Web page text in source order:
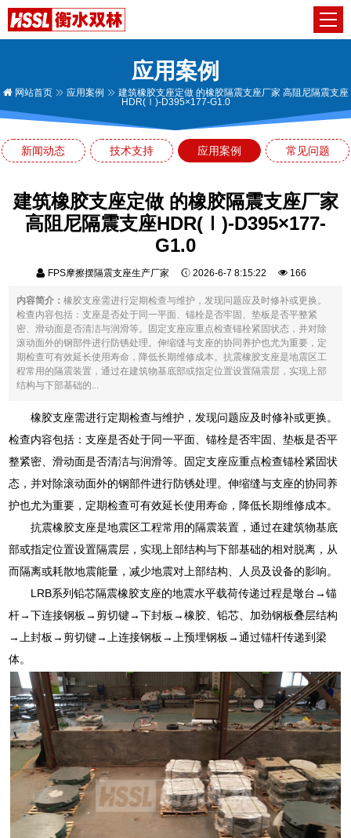
应用案例
网站首页 应用案例
建筑橡胶支座定做 的橡胶隔震支座厂家 高阻尼隔震支座
HDR(Ⅰ)-D395×177-G1.0
新闻动态 技术支持 应用案例 常见问题
建筑橡胶支座定做 的橡胶隔震支座厂家
高阻尼隔震支座HDR(Ⅰ)-D395×177-
G1.0
FPS摩擦摆隔震支座生产厂家 2026-6-7 8:15:22 166
内容简介：橡胶支座需进行定期检查与维护，发现问题应及时修补或更换。
检查内容包括：支座是否处于同一平面、锚栓是否牢固、垫板是否平整紧
密、滑动面是否清洁与润滑等。固定支座应重点检查锚栓紧固状态，并对除
滚动面外的钢部件进行防锈处理。伸缩缝与支座的协同养护也尤为重要，定
期检查可有效延长使用寿命，降低长期维修成本。抗震橡胶支座是地震区工
程常用的隔震装置，通过在建筑物基底部或指定位置设置隔震层，实现上部
结构与下部基础的...
橡胶支座需进行定期检查与维护，发现问题应及时修补或更换。
检查内容包括：支座是否处于同一平面、锚栓是否牢固、垫板是否平
整紧密、滑动面是否清洁与润滑等。固定支座应重点检查锚栓紧固状
态，并对除滚动面外的钢部件进行防锈处理。伸缩缝与支座的协同养
护也尤为重要，定期检查可有效延长使用寿命，降低长期维修成本。
抗震橡胶支座是地震区工程常用的隔震装置，通过在建筑物基底
部或指定位置设置隔震层，实现上部结构与下部基础的相对脱离，从
而隔离或耗散地震能量，减少地震对上部结构、人员及设备的影响。
LRB系列铅芯隔震橡胶支座的地震水平载荷传递过程是墩台→锚
杆→下连接钢板→剪切键→下封板→橡胶、铅芯、加劲钢板叠层结构
→上封板→剪切键→上连接钢板→上预埋钢板→通过锚杆传递到梁
体。